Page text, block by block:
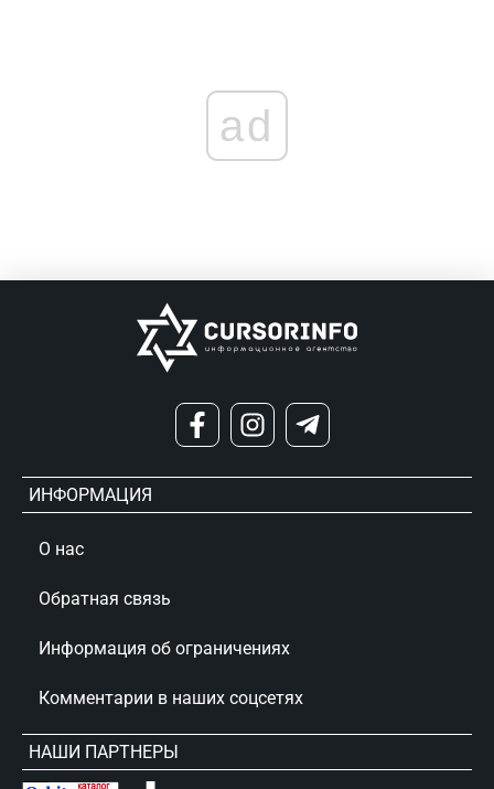
ad
ИНФОРМАЦИЯ
О нас
Обратная связь
Информация об ограничениях
Комментарии в наших соцсетях
НАШИ ПАРТНЕРЫ